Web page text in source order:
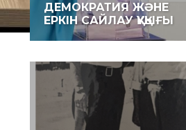
ДЕМОКРАТИЯ ЖӘНЕ
ЕРКІН САЙЛАУ ҚҰҚЫҒЫ